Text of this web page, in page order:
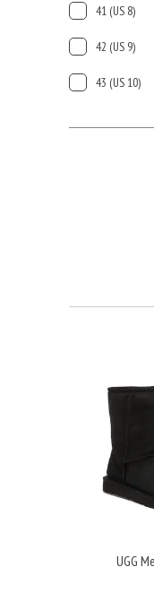
41 (US 8)
42 (US 9)
43 (US 10)
UGG